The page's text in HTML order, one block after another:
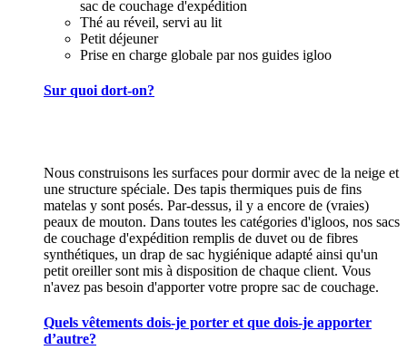
sac de couchage d'expédition
Thé au réveil, servi au lit
Petit déjeuner
Prise en charge globale par nos guides igloo
Sur quoi dort-on?
Nous construisons les surfaces pour dormir avec de la neige et
une structure spéciale. Des tapis thermiques puis de fins
matelas y sont posés. Par-dessus, il y a encore de (vraies)
peaux de mouton. Dans toutes les catégories d'igloos, nos sacs
de couchage d'expédition remplis de duvet ou de fibres
synthétiques, un drap de sac hygiénique adapté ainsi qu'un
petit oreiller sont mis à disposition de chaque client. Vous
n'avez pas besoin d'apporter votre propre sac de couchage.
Quels vêtements dois-je porter et que dois-je apporter
d’autre?